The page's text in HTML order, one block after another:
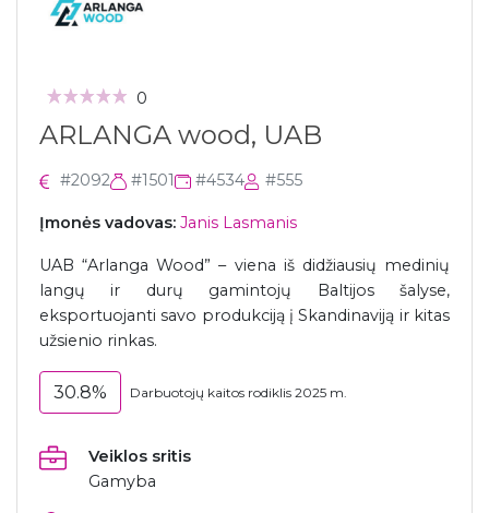
0
ARLANGA wood, UAB
#2092 #1501 #4534 #555
Įmonės vadovas: Janis Lasmanis
UAB “Arlanga Wood” – viena iš didžiausių medinių
langų ir durų gamintojų Baltijos šalyse,
eksportuojanti savo produkciją į Skandinaviją ir kitas
užsienio rinkas.
30.8% Darbuotojų kaitos rodiklis 2025 m.
Veiklos sritis
Gamyba